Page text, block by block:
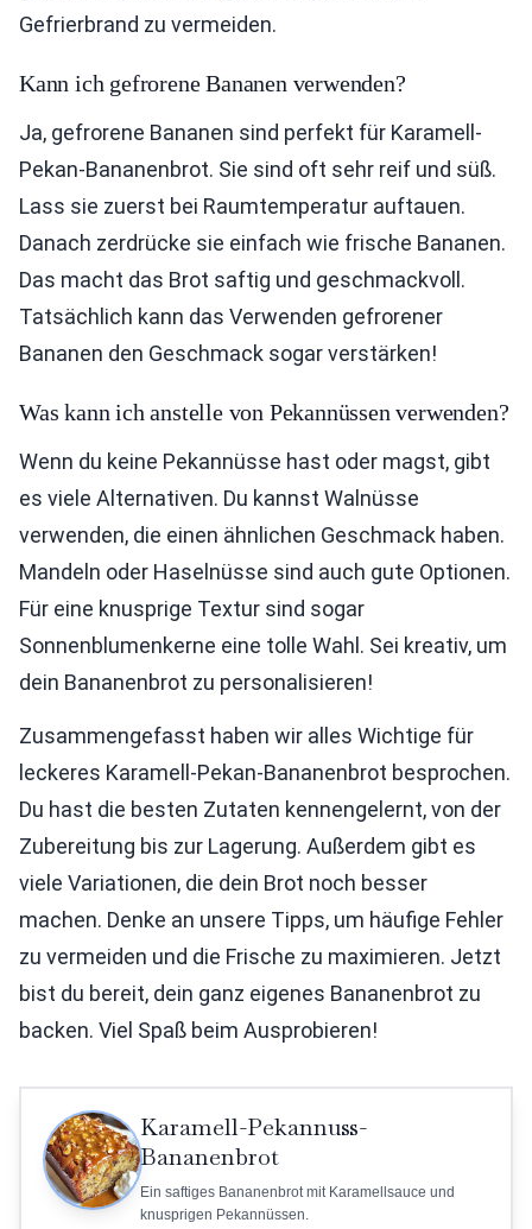
Gefrierbrand zu vermeiden.
Kann ich gefrorene Bananen verwenden?
Ja, gefrorene Bananen sind perfekt für Karamell-
Pekan-Bananenbrot. Sie sind oft sehr reif und süß.
Lass sie zuerst bei Raumtemperatur auftauen.
Danach zerdrücke sie einfach wie frische Bananen.
Das macht das Brot saftig und geschmackvoll.
Tatsächlich kann das Verwenden gefrorener
Bananen den Geschmack sogar verstärken!
Was kann ich anstelle von Pekannüssen verwenden?
Wenn du keine Pekannüsse hast oder magst, gibt
es viele Alternativen. Du kannst Walnüsse
verwenden, die einen ähnlichen Geschmack haben.
Mandeln oder Haselnüsse sind auch gute Optionen.
Für eine knusprige Textur sind sogar
Sonnenblumenkerne eine tolle Wahl. Sei kreativ, um
dein Bananenbrot zu personalisieren!
Zusammengefasst haben wir alles Wichtige für
leckeres Karamell-Pekan-Bananenbrot besprochen.
Du hast die besten Zutaten kennengelernt, von der
Zubereitung bis zur Lagerung. Außerdem gibt es
viele Variationen, die dein Brot noch besser
machen. Denke an unsere Tipps, um häufige Fehler
zu vermeiden und die Frische zu maximieren. Jetzt
bist du bereit, dein ganz eigenes Bananenbrot zu
backen. Viel Spaß beim Ausprobieren!
Karamell-Pekannuss-
Bananenbrot
Ein saftiges Bananenbrot mit Karamellsauce und
knusprigen Pekannüssen.